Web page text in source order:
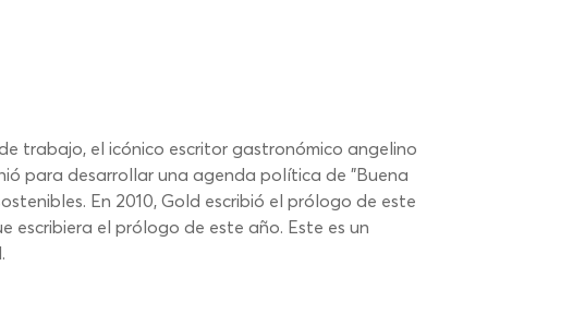
trabajo, el icónico escritor gastronómico angelino
para desarrollar una agenda política de "Buena
En 2010, Gold escribió el prólogo de este
escribiera el prólogo de este año. Este es un